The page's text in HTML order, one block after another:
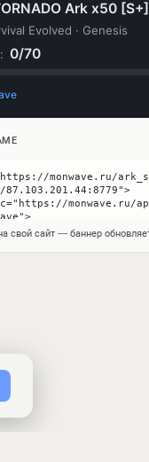
свой сайт — баннер